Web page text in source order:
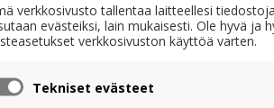
kysymykset
lämmönvaihtimen pestä?
halvemmat selluloosasta
ZERN on
verkkosivusto tallentaa laitteellesi
evästeiksi, lain mukaisesti. Ole hyvä ja
verkkosivuston käyttöä varten.
Tekniset evästeet